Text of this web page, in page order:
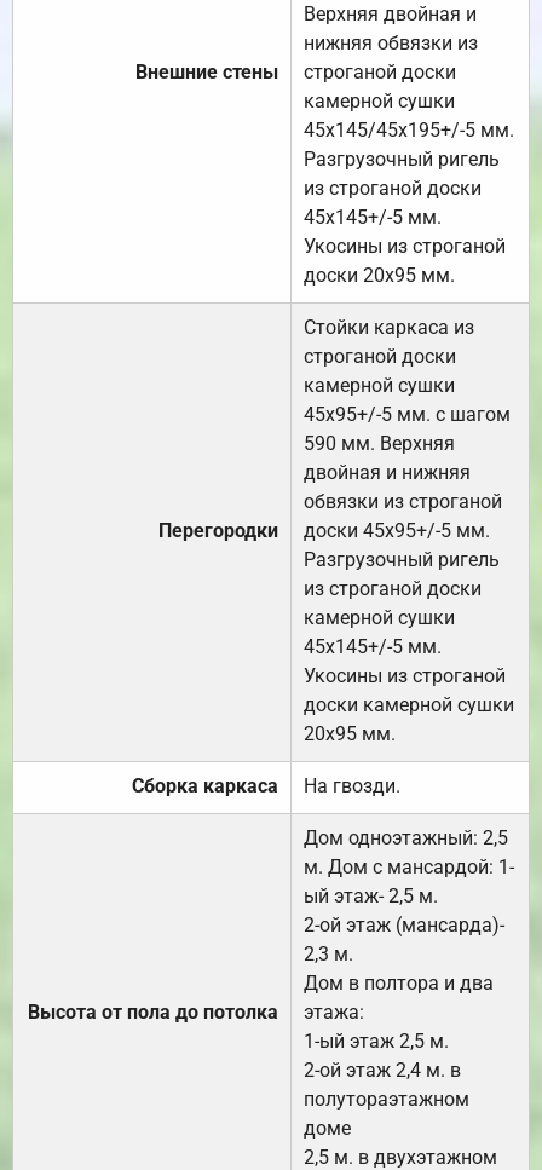
Внешние стены
Верхняя двойная и
нижняя обвязки из
строганой доски
камерной сушки
45х145/45х195+/-5 мм.
Разгрузочный ригель
из строганой доски
45х145+/-5 мм.
Укосины из строганой
доски 20х95 мм.
Перегородки
Стойки каркаса из
строганой доски
камерной сушки
45х95+/-5 мм. с шагом
590 мм. Верхняя
двойная и нижняя
обвязки из строганой
доски 45х95+/-5 мм.
Разгрузочный ригель
из строганой доски
камерной сушки
45х145+/-5 мм.
Укосины из строганой
доски камерной сушки
20х95 мм.
Сборка каркаса На гвозди.
Высота от пола до потолка
Дом одноэтажный: 2,5
м. Дом с мансардой: 1-
ый этаж- 2,5 м.
2-ой этаж (мансарда)-
2,3 м.
Дом в полтора и два
этажа:
1-ый этаж 2,5 м.
2-ой этаж 2,4 м. в
полутораэтажном
доме
2,5 м. в двухэтажном